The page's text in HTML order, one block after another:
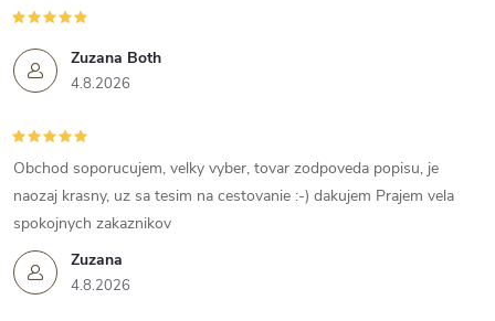
Zuzana Both
4.8.2026
Zuzana
4.8.2026
Obchod soporucujem, velky vyber, tovar zodpoveda popisu, je
naozaj krasny, uz sa tesim na cestovanie :-) dakujem Prajem vela
spokojnych zakaznikov